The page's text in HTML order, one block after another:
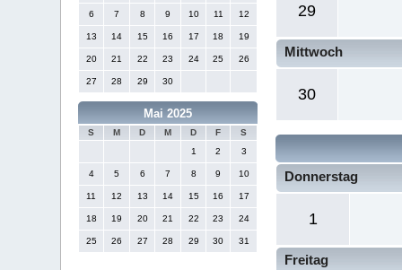
6 7 8 9 10 11 12
13 14 15 16 17 18 19
20 21 22 23 24 25 26
27 28 29 30
Mai 2025
S M D M D F
S
1
2 3
4 5 6 7 8 9 10
11 12 13 14 15 16 17
18 19 20 21 22 23 24
25 26 27 28 29 30 31
29
Mittwoch
30
Donnerstag
1
Freitag